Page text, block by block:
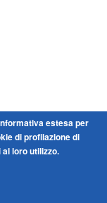
dalla direttiva
estesa per
di profilazione di
loro utilizzo.